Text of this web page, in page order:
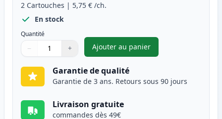
2 Cartouches | 5,75 € /ch.
En stock
Quantité
Quantité
Utilisez les boutons pour ajuster
− +
Quantité
Ajouter au panier
,Pack de 2 Brother LC1000M
Garantie de qualité
Garantie de 3 ans. Retours sous 90 jours
Livraison gratuite
commandes dès 49€